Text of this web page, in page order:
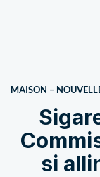
MAISON –
si